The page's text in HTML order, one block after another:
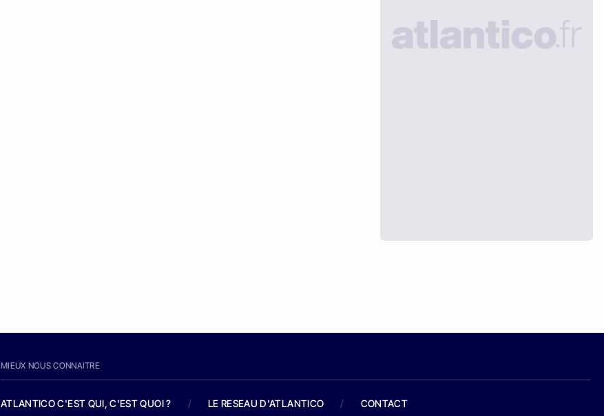
MIEUX NOUS CONNAITRE
ATLANTICO C'EST QUI, C'EST QUOI ? / LE RESEAU D'ATLANTICO / CONTACT